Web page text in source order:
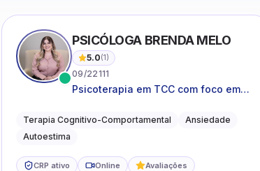
PSICÓLOGA BRENDA MELO
5.0(1)
09/22111
Psicoterapia em TCC com foco em
práticas para o cotidiano
Terapia Cognitivo-Comportamental
Ansiedade
Autoestima
CRP ativo Online Avaliações